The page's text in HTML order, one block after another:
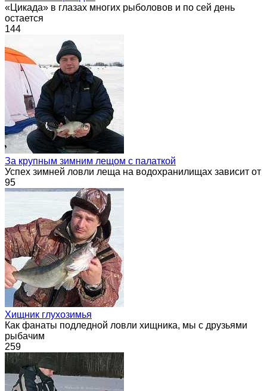
«Цикада» в глазах многих рыболовов и по сей день
остается
144
За крупным зимним лещом с палаткой
Успех зимней ловли леща на водохранилищах зависит от
95
Хищник глухозимья
Как фанаты подледной ловли хищника, мы с друзьями
рыбачим
259